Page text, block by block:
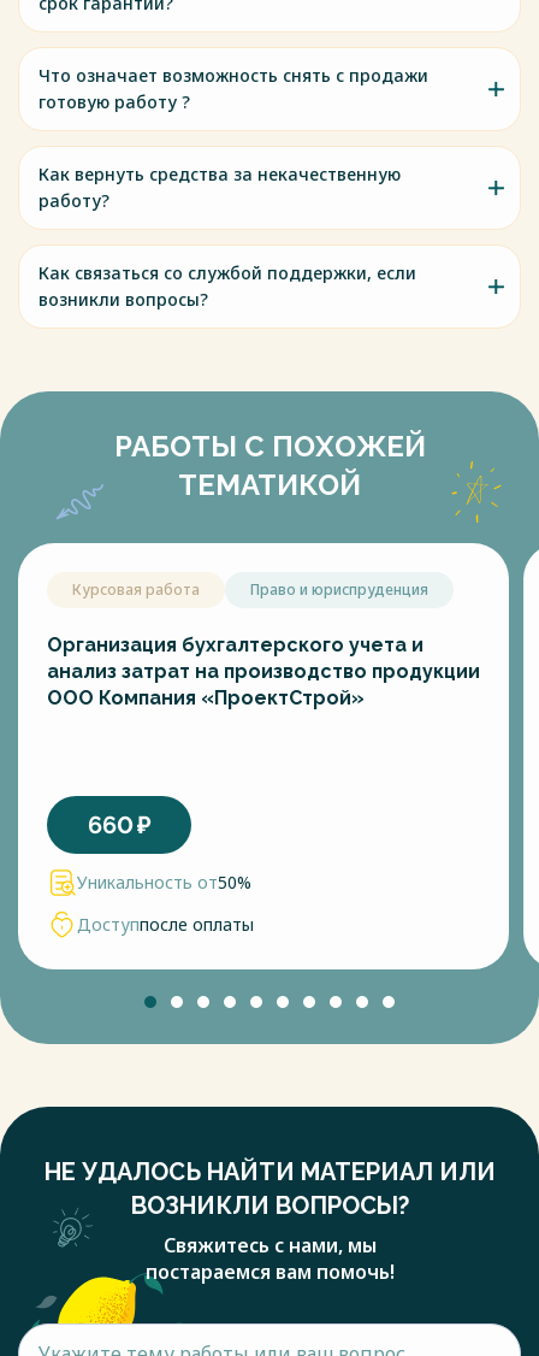
совокупность всех прав, связанных с покупкой одного
актива. В состав объекта могут входить права на
совокупность объектов [6,c.67].
Весь текст будет доступен после покупки
Что означает возможность снять с продажи
готовую работу ?
Как вернуть средства за некачественную
работу?
Как связаться со службой поддержки, если
возникли вопросы?
РАБОТЫ С ПОХОЖЕЙ
ТЕМАТИКОЙ
Курсовая работа Право и юриспруденция
Организация бухгалтерского учета и
анализ затрат на производство продукции
ООО Компания «ПроектСтрой»
660₽
Уникальность от50%
Доступпосле оплаты
НЕ УДАЛОСЬ НАЙТИ МАТЕРИАЛ ИЛИ
ВОЗНИКЛИ ВОПРОСЫ?
Свяжитесь с нами, мы
постараемся вам помочь!